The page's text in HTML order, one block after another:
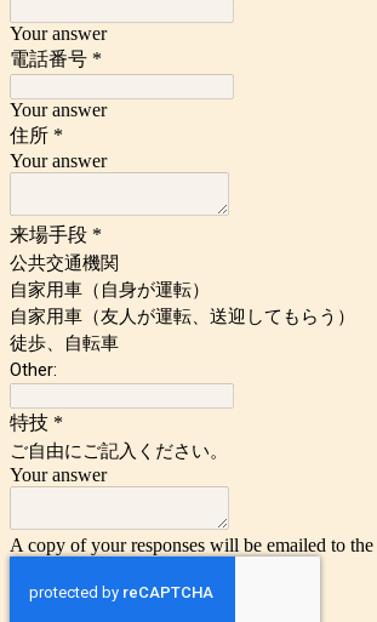
Your answer
電話番号 *
Your answer
住所 *
Your answer
来場手段 *
公共交通機関
自家用車（自身が運転）
自家用車（友人が運転、送迎してもらう）
徒歩、自転車
Other:
特技 *
ご自由にご記入ください。
Your answer
A copy of your responses will be emailed to